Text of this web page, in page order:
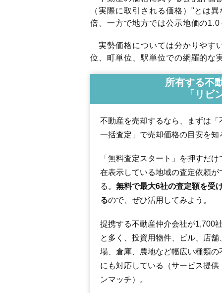
（実際に取引される価格）"とは
倍、一方で地方では公示地価の
実勢価格については分かりやす
位、町単位、駅単位での網羅的な
所有する不
「リビ
不動産を売却するなら、まずは「
一括査定」で売却価格の目安を知
「無料査定スタート」を押すだけ
在表示している地域の査定依頼が
る。 無料で最大6社の査定額を受
るので、ぜひ活用してみよう。
提携する不動産仲介会社が1,700
と多く、投資用物件、ビル、店舗
場、倉庫、農地など幅広い種類の
にも対応している（サービス提供
ンマッチ）。